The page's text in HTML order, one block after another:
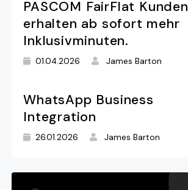
PASCOM FairFlat Kunden
erhalten ab sofort mehr
Inklusivminuten.
01.04.2026 James Barton
WhatsApp Business
Integration
26.01.2026 James Barton